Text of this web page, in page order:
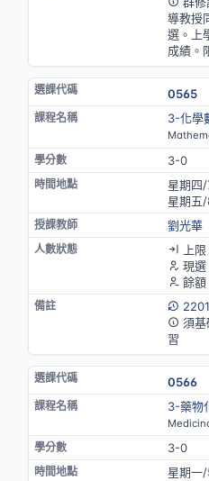
導教授
選。上
成績。
0565
3-化學
3-0
星期四
星期五
劉光華
上
現選
餘額
須
習
0566
3-藥物
3-0
星期一